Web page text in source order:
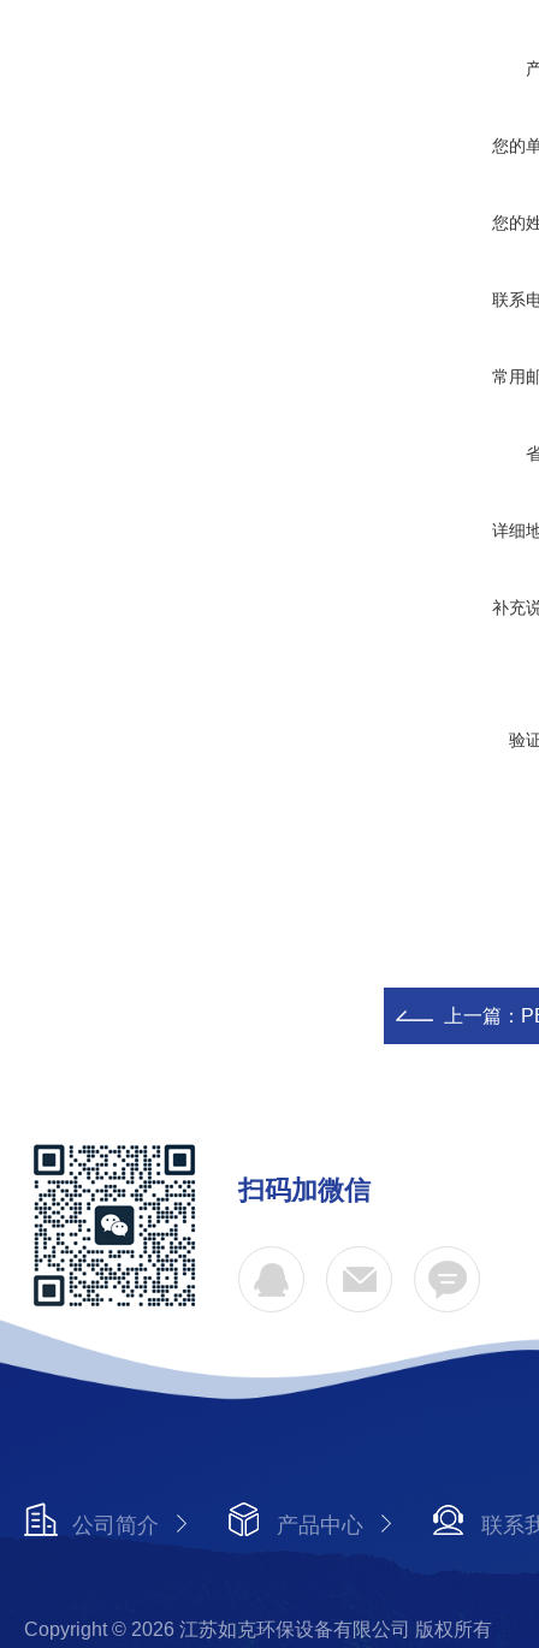
您的
您的
联系
常用
详细
补充
验
上一篇：
扫码加微信
公司简介 产品中心 联系
Copyright © 2026 江苏如克环保设备有限公司 版权所有